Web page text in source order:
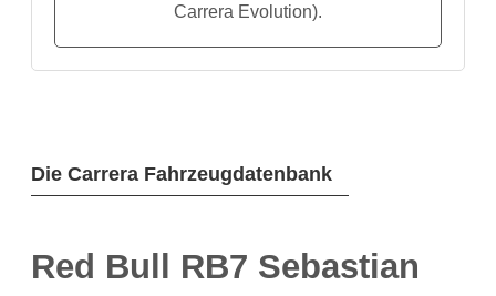
Die Carrera Fahrzeugdatenbank
Red Bull RB7 Sebastian
Carrera Evolution).